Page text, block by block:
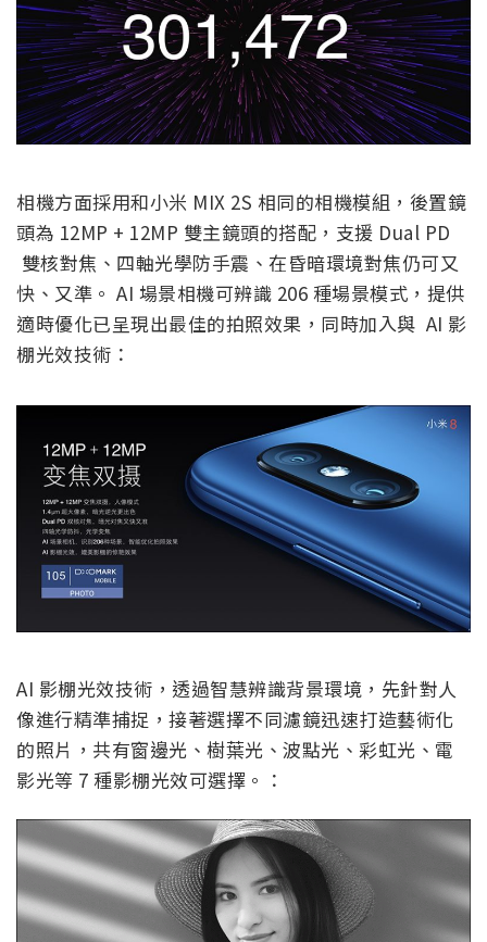
相機方面採用和小米 MIX 2S 相同的相機模組，後置鏡
頭為 12MP + 12MP 雙主鏡頭的搭配，支援 Dual PD
雙核對焦、四軸光學防手震、在昏暗環境對焦仍可又
快、又準。 AI 場景相機可辨識 206 種場景模式，提供
適時優化已呈現出最佳的拍照效果，同時加入與 AI 影
棚光效技術：
AI 影棚光效技術，透過智慧辨識背景環境，先針對人
像進行精準捕捉，接著選擇不同濾鏡迅速打造藝術化
的照片，共有窗邊光、樹葉光、波點光、彩虹光、電
影光等 7 種影棚光效可選擇。：